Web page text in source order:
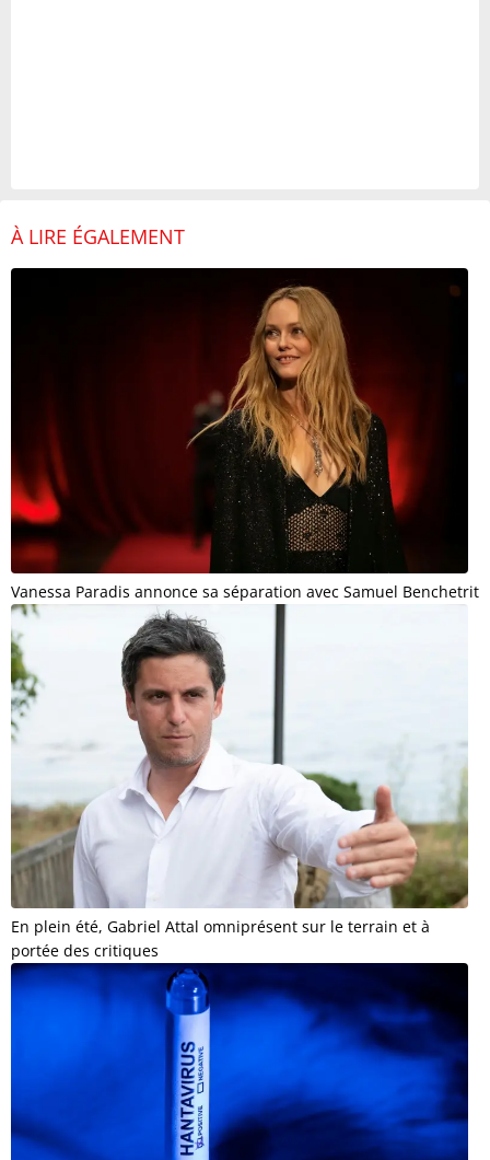
À LIRE ÉGALEMENT
Vanessa Paradis annonce sa séparation avec Samuel Benchetrit
En plein été, Gabriel Attal omniprésent sur le terrain et à
portée des critiques